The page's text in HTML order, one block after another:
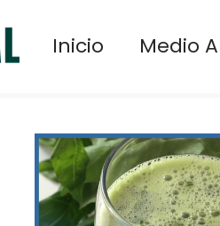
Inicio Medio